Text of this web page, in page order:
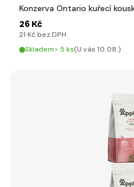
Konzerva Ontario kuřecí
26 Kč
21 Kč bez DPH
Skladem> 5 ks(U vás 10.08.)